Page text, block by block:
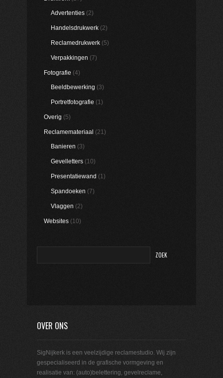
Advertenties (2)
Handelsdrukwerk (2)
Reclamedrukwerk (5)
Verpakkingen (7)
Fotografie (4)
Beeldbewerking (3)
Portretfotografie (1)
Overig (5)
Reclamemateriaal (21)
Banieren (3)
Gevelletters (10)
Presentatiewand (1)
Spandoeken (7)
Vlaggen (2)
Websites (10)
OVER ONS
SigNijkerk is een veelzijdige reclamestudio. Wij zijn
gespecialiseerd in de grafische vormgeving en
realisatie van: (auto)belettering, gevelreclame,